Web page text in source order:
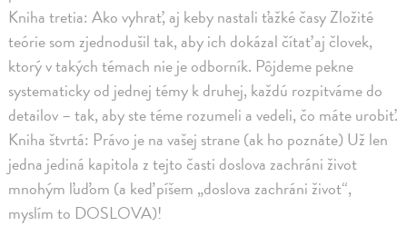
Kniha tretia: Ako vyhrať, aj keby nastali ťažké časy Zložité
teórie som zjednodušil tak, aby ich dokázal čítať aj človek,
ktorý v takých témach nie je odborník. Pôjdeme pekne
systematicky od jednej témy k druhej, každú rozpitváme do
detailov – tak, aby ste téme rozumeli a vedeli, čo máte urobiť.
Kniha štvrtá: Právo je na vašej strane (ak ho poznáte) Už len
jedna jediná kapitola z tejto časti doslova zachráni život
mnohým ľuďom (a keď píšem „doslova zachráni život“,
myslím to DOSLOVA)!